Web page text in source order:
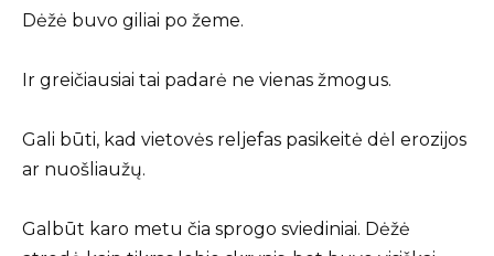
Dėžė buvo giliai po žeme.
Ir greičiausiai tai padarė ne vienas žmogus.
Gali būti, kad vietovės reljefas pasikeitė dėl erozijos
ar nuošliaužų.
Galbūt karo metu čia sprogo sviediniai. Dėžė